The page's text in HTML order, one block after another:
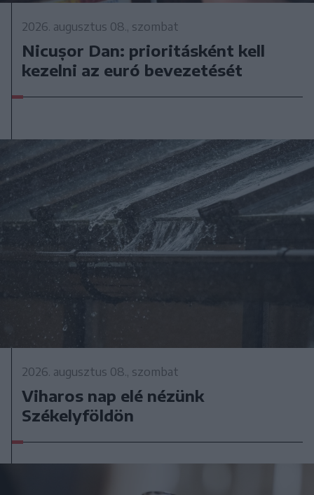
2026. augusztus 08., szombat
Nicușor Dan: prioritásként kell
kezelni az euró bevezetését
2026. augusztus 08., szombat
Viharos nap elé nézünk
Székelyföldön